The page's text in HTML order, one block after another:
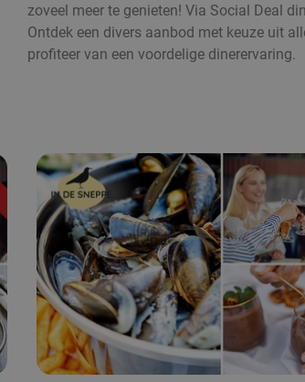
zoveel meer te genieten! Via Social Deal
Ontdek een divers aanbod met keuze uit
profiteer van een voordelige dinerervaring.